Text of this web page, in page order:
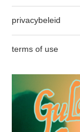
privacybeleid
terms of use